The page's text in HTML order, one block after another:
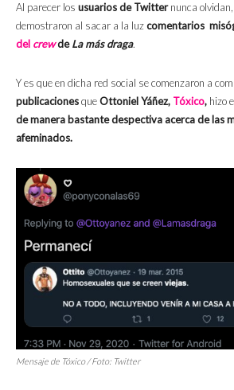
Al parecer los usuarios de Twitternunca
demostraron al sacar a la luzcomentarios
del crewdeLa más draga.
Y es que en dicha red social se comenzaron a
publicacionesqueOttoniel Yáñez, Tóxico, hizo
de manera bastante despectiva acerca de las
afeminados.
Mensaje de Tóxico / Foto: Twitter